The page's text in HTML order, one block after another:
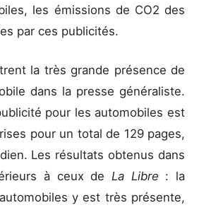
les émissions de CO2 des
par ces publicités.
la très grande présence de
dans la presse généraliste.
pour les automobiles est
pour un total de 129 pages,
Les résultats obtenus dans
à ceux de La Libre : la
y est très présente,